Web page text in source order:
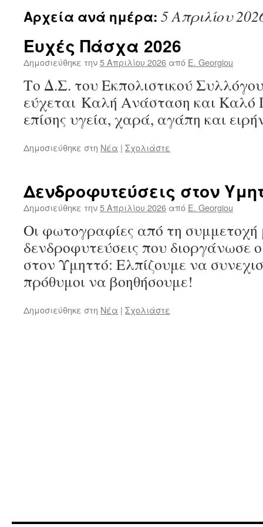
Αρχεία ανά ημέρα: 5 Απριλίου
Ευχές Πάσχα 2026
Δημοσιεύθηκε την5 Απριλίου 2026 από E. Georgiou
Το Δ.Σ. του Εκπολιστικού
εύχεται Καλή Ανάσταση και
επίσης υγεία, χαρά, αγάπη και
Δημοσιεύθηκε στη Νέα | Σχολιάστε
Δενδροφυτεύσεις στον
Δημοσιεύθηκε την5 Απριλίου 2026 από E. Georgiou
Οι φωτογραφίες από τη συμμετοχή
δενδροφυτεύσεις που διοργάνωσε
στον Υμηττό: Ελπίζουμε να
πρόθυμοι να βοηθήσουμε!
Δημοσιεύθηκε στη Νέα | Σχολιάστε